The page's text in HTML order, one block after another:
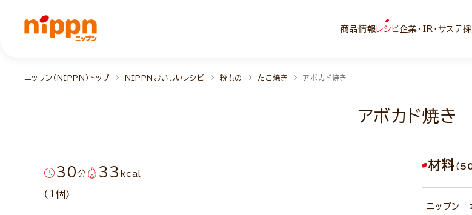
商品情報 レシピ企業・IR・サステ
ニップン（NIPPN）トップ NIPPNおいしいレシピ 粉もの たこ焼き アボカド焼き
アボカド焼き
30 分 33 kcal
(1個)
材料 （
ニップン